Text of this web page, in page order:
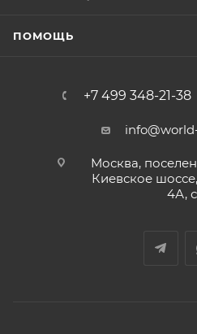
ПОМОЩЬ
+7 499 348-21-38
Москва,
Киевское
4А,